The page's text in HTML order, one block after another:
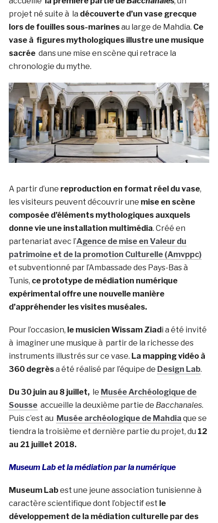
projet né suite à la découverte d’un vase grecque
lors de fouilles sous-marinesau large de Mahdia. Ce
vase à figures mythologiques illustre une musique
sacréedans une mise en scène qui retrace la
chronologie du mythe.
A partir d’une reproduction en format réel du vase,
les visiteurs peuvent découvrir une mise en scène
composée d’éléments mythologiques auxquels
donne vie une installation multimédia. Créé en
partenariat avec l’Agence de mise en Valeur du
patrimoine et de la promotion Culturelle (Amvppc)
et subventionné par l’Ambassade des Pays-Bas à
Tunis, ce prototype de médiation numérique
expérimental offre une nouvelle manière
d’appréhender les visites muséales.
Pour l’occasion, le musicien Wissam Ziadi a été invité
à imaginer une musique à partir de la richesse des
instruments illustrés sur ce vase. La mapping vidéo à
360 degrèsa été réalisé par l’équipe de Design Lab.
Du 30 juin au 8 juillet,le Musée Archéologique de
Sousseaccueille la deuxième partie de Bacchanales.
Puis c’est au Musée archéologique de Mahdia que se
tiendra la troisième et dernière partie du projet, du 12
au 21 juillet 2018.
Museum Lab et la médiation par la numérique
Museum Labest une jeune association tunisienne à
caractère scientifique dont l’objectif est le
développement de la médiation culturelle par des